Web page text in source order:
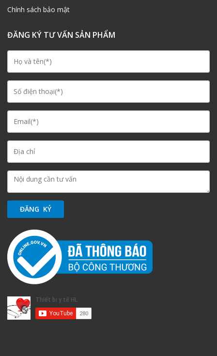
Chính sách bảo mật
ĐĂNG KÝ TƯ VẤN SẢN PHẨM